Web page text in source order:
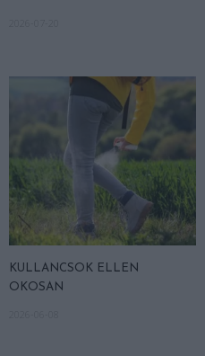
KULLANCSOK ELLEN
OKOSAN